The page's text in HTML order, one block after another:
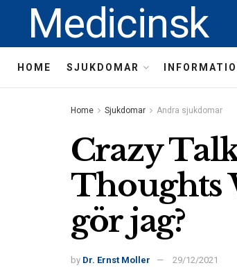
Medicinsk
HOME SJUKDOMAR
Home Sjukdomar Andra sjukdomar
Crazy
Thoughts
gör jag?
by Dr. Ernst Moller 29/12/2021